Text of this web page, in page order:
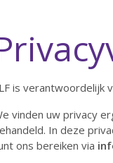
is verantwoordelijk
vinden uw privacy
In deze
ons bereiken via